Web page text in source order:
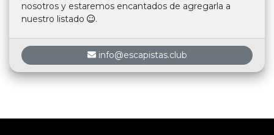
nosotros y estaremos encantados de agregarla a
nuestro listado
.
info@escapistas.club